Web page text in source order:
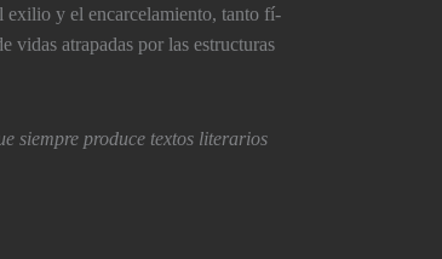
exilio y el encarcelamiento, tanto fí­
vidas atrapadas por las estructuras
siempre produce textos literarios